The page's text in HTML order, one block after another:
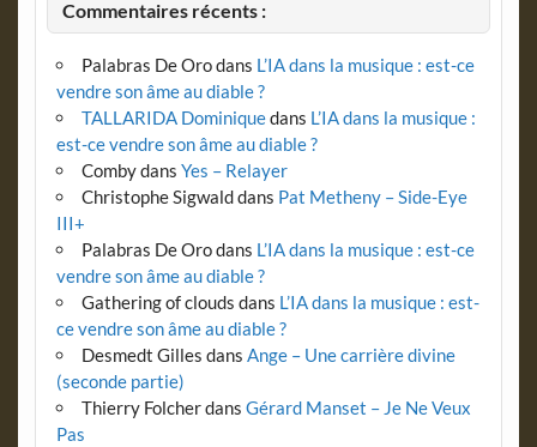
Commentaires récents :
Palabras De Orodans L’IA dans la musique : est-ce
vendre son âme au diable ?
TALLARIDA Dominiquedans L’IA dans la musique :
est-ce vendre son âme au diable ?
Combydans Yes – Relayer
Christophe Sigwalddans Pat Metheny – Side-Eye
III+
Palabras De Orodans L’IA dans la musique : est-ce
vendre son âme au diable ?
Gathering of clouds dans L’IA dans la musique : est-
ce vendre son âme au diable ?
Desmedt Gilles dans Ange – Une carrière divine
(seconde partie)
Thierry Folcherdans Gérard Manset – Je Ne Veux
Pas